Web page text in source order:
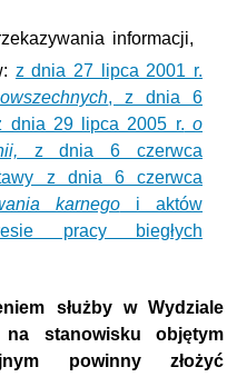
informacji,
z dnia 27 lipca 2001 r.
, z dnia 6
dnia 29 lipca 2005 r. o
z dnia 6 czerwca
z dnia 6 czerwca
karnegoi aktów
pracy biegłych
służby w Wydziale
na stanowisku objętym
powinny złożyć